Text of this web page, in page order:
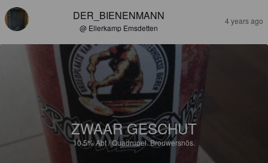
DER_BIENENMANN
@ Ellerkamp Emsdetten
4 years ago
ZWAAR GESCHUT
10.5%Abt / Quadrupel.Brouwersnös.